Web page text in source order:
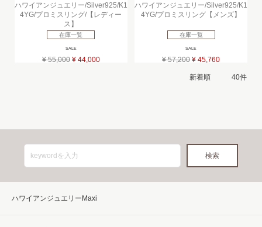
ハワイアンジュエリー/Silver925/K1
4YG/プロミスリング/【レディー
ス】
在庫一覧
SALE
¥ 55,000 ¥ 44,000
ハワイアンジュエリー/Silver925/K1
4YG/プロミスリング【メンズ】
在庫一覧
SALE
¥ 57,200 ¥ 45,760
ハワイアンジュエリーMaxi